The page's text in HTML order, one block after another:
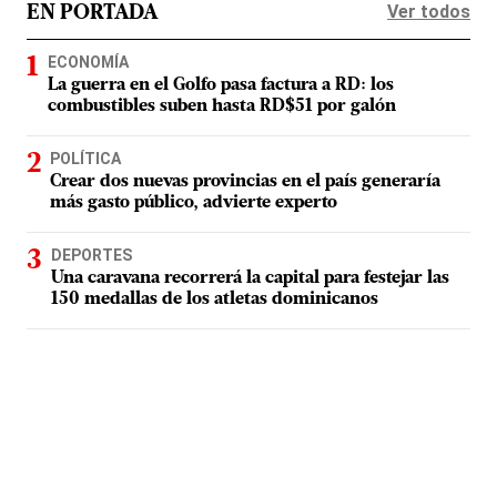
EN PORTADA Ver todos
ECONOMÍA
La guerra en el Golfo pasa factura a RD: los
combustibles suben hasta RD$51 por galón
POLÍTICA
Crear dos nuevas provincias en el país generaría
más gasto público, advierte experto
DEPORTES
Una caravana recorrerá la capital para festejar las
150 medallas de los atletas dominicanos